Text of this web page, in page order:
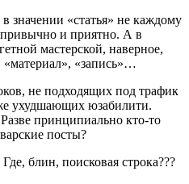
значении «статья» не каждому
и приятно. А в
мастерской, наверное,
«материал», «запись»…
не подходящих под трафик
ухудшающих юзабилити.
принципиально кто-то
посты?
блин, поисковая строка???